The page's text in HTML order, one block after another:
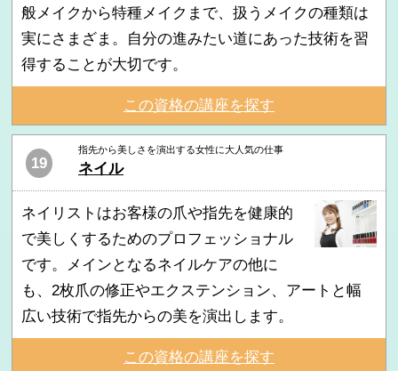
般メイクから特種メイクまで、扱うメイクの種類は
実にさまざま。自分の進みたい道にあった技術を習
得することが大切です。
この資格の講座を探す
19
指先から美しさを演出する女性に大人気の仕事
ネイル
ネイリストはお客様の爪や指先を健康的
で美しくするためのプロフェッショナル
です。メインとなるネイルケアの他に
も、2枚爪の修正やエクステンション、アートと幅
広い技術で指先からの美を演出します。
この資格の講座を探す